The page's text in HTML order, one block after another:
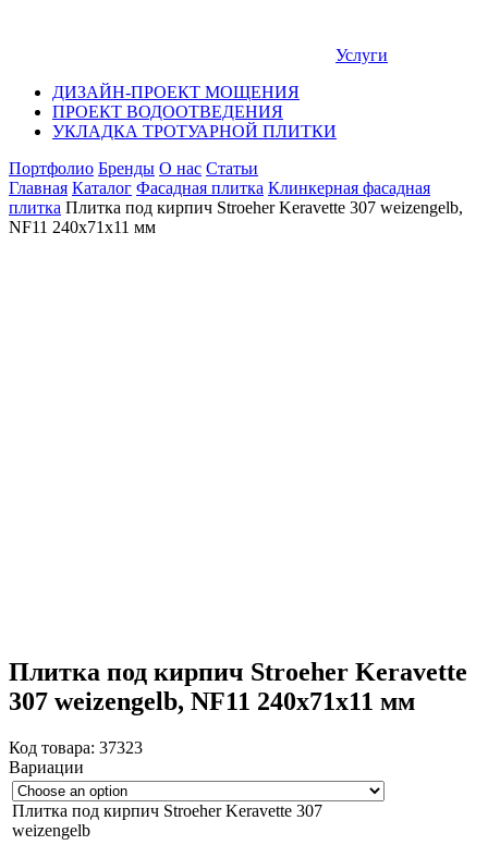
Услуги
ДИЗАЙН-ПРОЕКТ МОЩЕНИЯ
ПРОЕКТ ВОДООТВЕДЕНИЯ
УКЛАДКА ТРОТУАРНОЙ ПЛИТКИ
Портфолио Бренды О нас Статьи
Главная Каталог Фасадная плитка Клинкерная фасадная
плитка Плитка под кирпич Stroeher Keravette 307 weizengelb,
NF11 240x71x11 мм
Плитка под кирпич Stroeher Keravette
307 weizengelb, NF11 240x71x11 мм
Код товара: 37323
Вариации
Плитка под кирпич Stroeher Keravette 307
weizengelb